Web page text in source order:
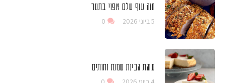
חזה עוף שלם אפוי בתנור
5 ביוני 2026 0
עוגת גבינת שמנת ותותים